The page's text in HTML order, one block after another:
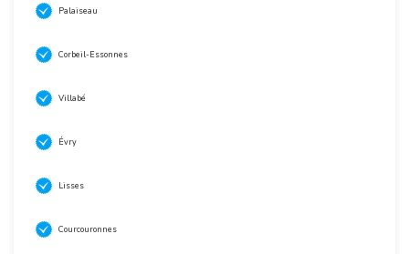
Palaiseau
Corbeil-Essonnes
Villabé
Évry
Lisses
Courcouronnes